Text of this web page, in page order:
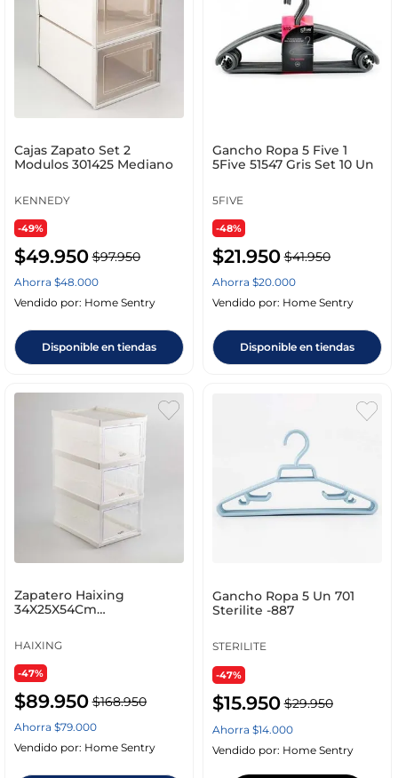
Cajas Zapato Set 2
Modulos 301425 Mediano
KENNEDY
-49%
$49.950 $97.950
Ahorra $48.000
Vendido por: Home Sentry
Disponible en tiendas
Gancho Ropa 5 Five 1
5Five 51547 Gris Set 10 Un
5FIVE
-48%
$21.950 $41.950
Ahorra $20.000
Vendido por: Home Sentry
Disponible en tiendas
Zapatero Haixing
34X25X54Cm
14403
HAIXING
-47%
$89.950 $168.950
Ahorra $79.000
Vendido por: Home Sentry
Gancho Ropa 5 Un 701
Sterilite -887
STERILITE
-47%
$15.950 $29.950
Ahorra $14.000
Vendido por: Home Sentry